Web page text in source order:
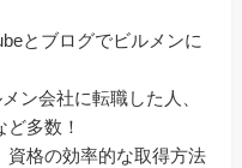
とブログでビルメンに
ン会社に転職した人、
多数！
資格の効率的な取得方法